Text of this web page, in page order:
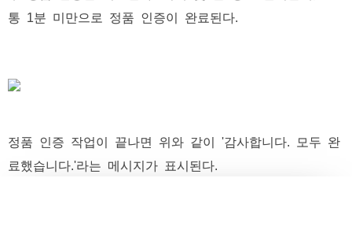
통 1분 미만으로 정품 인증이 완료된다.
정품 인증 작업이 끝나면 위와 같이 '감사합니다. 모두 완
료했습니다.'라는 메시지가 표시된다.